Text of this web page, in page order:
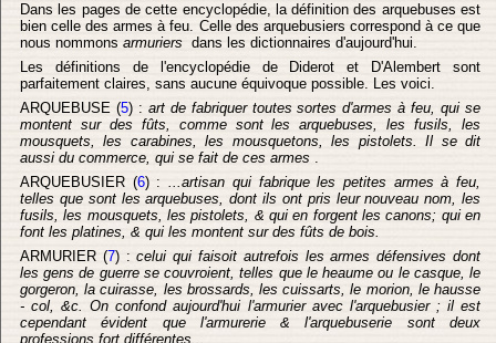
Dans les pages de cette encyclopédie, la définition des arquebuses est
bien celle des armes à feu. Celle des arquebusiers correspond à ce que
nous nommons armuriers dans les dictionnaires d'aujourd'hui.
Les définitions de l'encyclopédie de Diderot et D'Alembert sont
parfaitement claires, sans aucune équivoque possible. Les voici.
ARQUEBUSE (5) : art de fabriquer toutes sortes d'armes à feu, qui se
montent sur des fûts, comme sont les arquebuses, les fusils, les
mousquets, les carabines, les mousquetons, les pistolets. Il se dit
aussi du commerce, qui se fait de ces armes .
ARQUEBUSIER (6) :...artisan qui fabrique les petites armes à feu,
telles que sont les arquebuses, dont ils ont pris leur nouveau nom, les
fusils, les mousquets, les pistolets, & qui en forgent les canons; qui en
font les platines, & qui les montent sur des fûts de bois.
ARMURIER (7) :celui qui faisoit autrefois les armes défensives dont
les gens de guerre se couvroient, telles que le heaume ou le casque, le
gorgeron, la cuirasse, les brossards, les cuissarts, le morion, le hausse
- col, &c. On confond aujourd'hui l'armurier avec l'arquebusier ; il est
cependant évident que l'armurerie & l'arquebuserie sont deux
professions fort différentes...